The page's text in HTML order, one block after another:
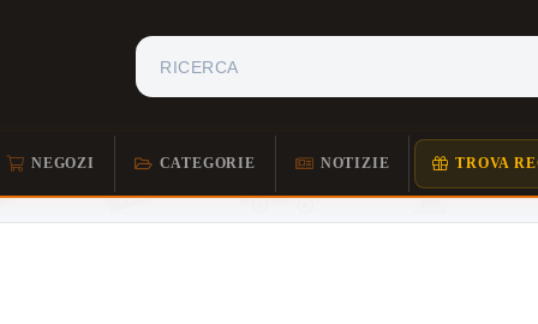
NEGOZI CATEGORIE NOTIZIE TROVA